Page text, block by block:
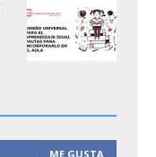
ME GUSTA